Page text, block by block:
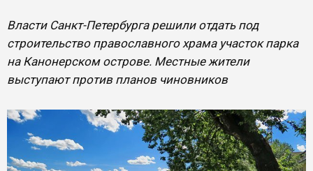
Власти Санкт-Петербурга решили отдать под
строительство православного храма участок парка
на Канонерском острове. Местные жители
выступают против планов чиновников